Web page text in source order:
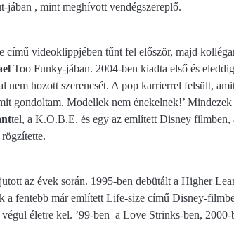
jában , mint meghívott vendégszereplő.
című videoklippjében tűnt fel először, majd
Too Funky-jában. 2004-ben kiadta első és
nem hozott szerencsét. A pop karrierrel felsült,
gondoltam. Modellek nem énekelnek!’ Mindezek
tel, a K.O.B.E. és egy az említett Disney filmben,
az évek során. 1995-ben debütált a Higher
a fentebb már említett Life-size című Disney-
életre kel. ’99-ben a Love Strinks-ben,